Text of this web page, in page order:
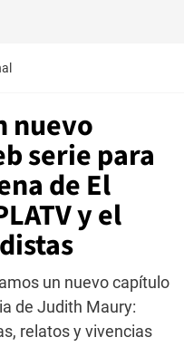
nuevo
serie para
de El
y el
un nuevo capítulo
de Judith Maury:
relatos y vivencias